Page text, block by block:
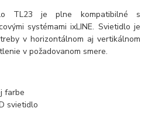
TL23 je plne kompatibilné s
systémami ixLINE. Svietidlo je
v horizontálnom aj vertikálnom
v požadovanom smere.
farbe
svietidlo